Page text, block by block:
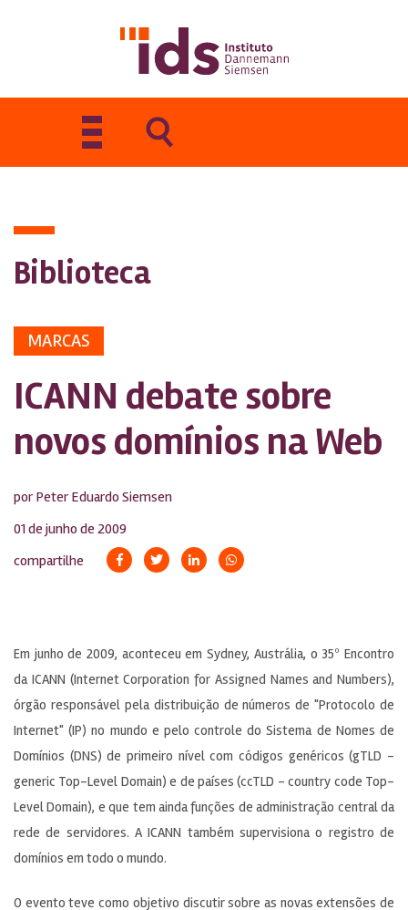
Toggle
navigation
Biblioteca
MARCAS
ICANN debate sobre
novos domínios na Web
por Peter Eduardo Siemsen
01 de junho de 2009
compartilhe
Em junho de 2009, aconteceu em Sydney, Austrália, o 35º Encontro
da ICANN (Internet Corporation for Assigned Names and Numbers),
órgão responsável pela distribuição de números de "Protocolo de
Internet" (IP) no mundo e pelo controle do Sistema de Nomes de
Domínios (DNS) de primeiro nível com códigos genéricos (gTLD –
generic Top-Level Domain) e de países (ccTLD – country code Top-
Level Domain), e que tem ainda funções de administração central da
rede de servidores. A ICANN também supervisiona o registro de
domínios em todo o mundo.
O evento teve como objetivo discutir sobre as novas extensões de